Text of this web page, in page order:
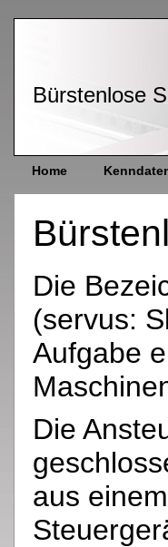
Bürstenlose
Home
Die
(servus:
Aufgabe
Die
aus